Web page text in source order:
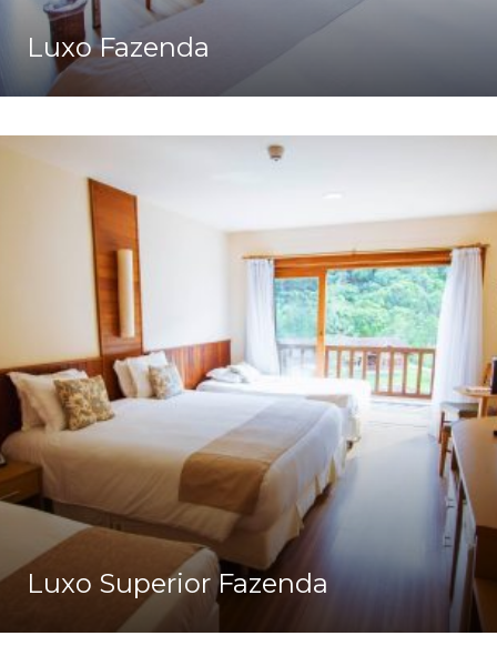
Luxo Fazenda
Luxo Superior Fazenda